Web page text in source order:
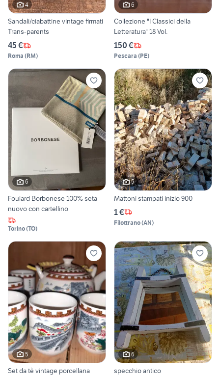
4
Sandali/ciabattine vintage firmati
Trans-parents
45 €
Roma (RM)
6
Collezione "I Classici della
Letteratura" 18 Vol.
150 €
Pescara (PE)
6
Foulard Borbonese 100% seta
nuovo con cartellino
Torino(TO)
5
Mattoni stampati inizio 900
1 €
Filottrano(AN)
5
Set da tè vintage porcellana
6
specchio antico